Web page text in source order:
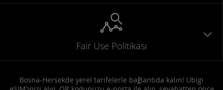
Fair Use Politikası
Bosna-Hersekde yerel tarifelerle bağlantıda kalın! Ubigi